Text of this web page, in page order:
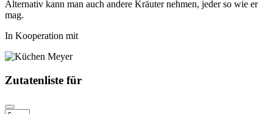
Alternativ kann man auch andere Kräuter nehmen, jeder so wie er
mag.
In Kooperation mit
Zutatenliste für